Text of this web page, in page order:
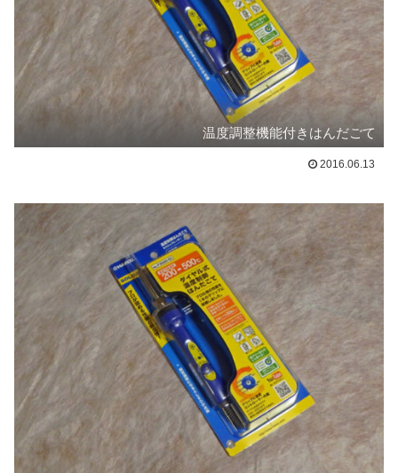
温度調整機能付きはんだごて
2016.06.13